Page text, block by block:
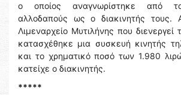
ο οποίος αναγνωρίστηκε από
αλλοδαπούς ως ο διακινητής τους.
Λιμεναρχείο Μυτιλήνης που διενεργεί
κατασχέθηκε μια συσκευή κινητής
και το χρηματικό ποσό των 1.980
κατείχε ο διακινητής.
*****